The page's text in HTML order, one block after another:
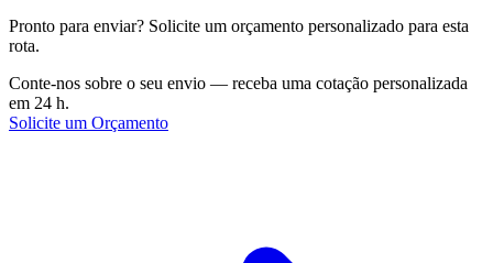
Pronto para enviar? Solicite um orçamento personalizado para esta
rota.
Conte-nos sobre o seu envio — receba uma cotação personalizada
em 24 h.
Solicite um Orçamento